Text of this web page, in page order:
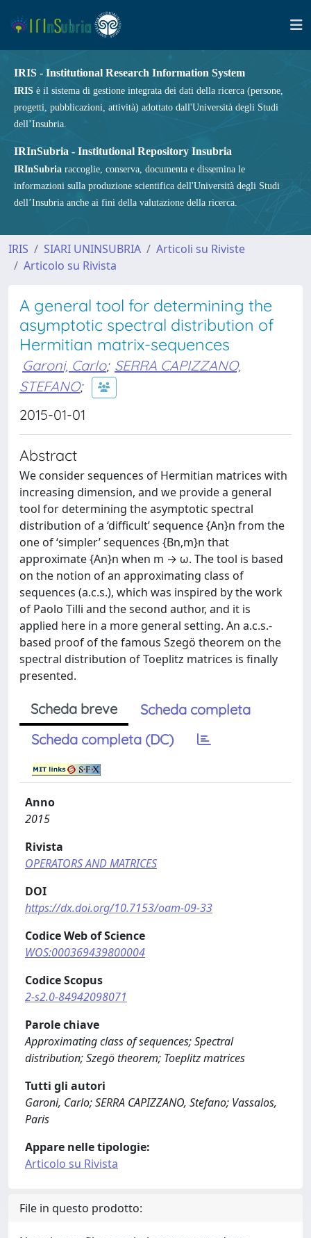
IRIS - Institutional Research Information System
IRIS è il sistema di gestione integrata dei dati della ricerca (persone,
progetti, pubblicazioni, attività) adottato dall'Università degli Studi
dell’Insubria.
IRInSubria - Institutional Repository Insubria
IRInSubria raccoglie, conserva, documenta e dissemina le
informazioni sulla produzione scientifica dell'Università degli Studi
dell’Insubria anche ai fini della valutazione della ricerca.
IRIS SIARI UNINSUBRIA
Articoli su Riviste
Articolo su Rivista
A general tool for determining the
asymptotic spectral distribution of
Hermitian matrix-sequences
Garoni, Carlo; SERRA CAPIZZANO,
STEFANO;
2015-01-01
Abstract
We consider sequences of Hermitian matrices with
increasing dimension, and we provide a general
tool for determining the asymptotic spectral
distribution of a ‘difficult’ sequence {An}n from the
one of ‘simpler’ sequences {Bn,m}n that
approximate {An}n when m → ω. The tool is based
on the notion of an approximating class of
sequences (a.c.s.), which was inspired by the work
of Paolo Tilli and the second author, and it is
applied here in a more general setting. An a.c.s.-
based proof of the famous Szegö theorem on the
spectral distribution of Toeplitz matrices is finally
presented.
Scheda breve
Scheda completa
Scheda completa (DC)
Anno
2015
Rivista
OPERATORS AND MATRICES
DOI
https://dx.doi.org/10.7153/oam-09-33
Codice Web of Science
WOS:000369439800004
Codice Scopus
2-s2.0-84942098071
Parole chiave
Approximating class of sequences; Spectral
distribution; Szegö theorem; Toeplitz matrices
Tutti gli autori
Garoni, Carlo; SERRA CAPIZZANO, Stefano; Vassalos,
Paris
Appare nelle tipologie:
Articolo su Rivista
File in questo prodotto: